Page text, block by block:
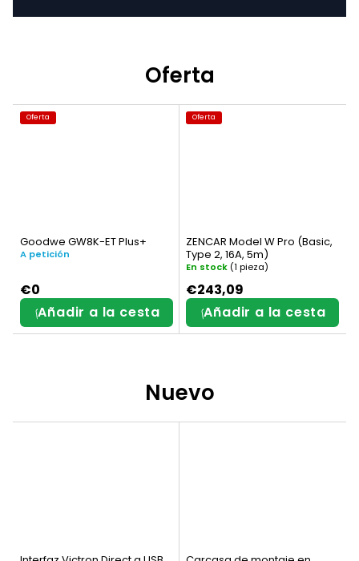
Oferta
Oferta
Goodwe GW8K-ET Plus+
A petición
€0
Añadir a la cesta
Oferta
ZENCAR Model W Pro (Basic,
Type 2, 16A, 5m)
En stock (1 pieza)
€243,09
Añadir a la cesta
Nuevo